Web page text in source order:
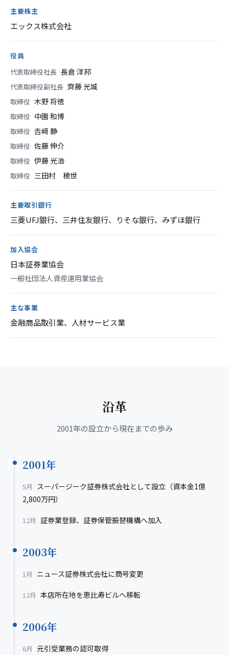
主要株主
エックス株式会社
役員
代表取締役社長 長倉 洋邦
代表取締役副社長 齊藤 光城
取締役 木野 将徳
取締役 中園 和博
取締役 𠮷﨑 静
取締役 佐藤 伸介
取締役 伊藤 光浩
取締役 三田村 穂世
主要取引銀行
三菱UFJ銀行、三井住友銀行、りそな銀行、みずほ銀行
加入協会
日本証券業協会
一般社団法人資産運用業協会
主な事業
金融商品取引業、人材サービス業
沿革
2001年の設立から現在までの歩み
2001年
5月 スーパージーク証券株式会社として設立（資本金1億
2,800万円）
12月 証券業登録、証券保管振替機構へ加入
2003年
1月 ニュース証券株式会社に商号変更
12月 本店所在地を恵比寿ビルへ移転
2006年
6月 元引受業務の認可取得